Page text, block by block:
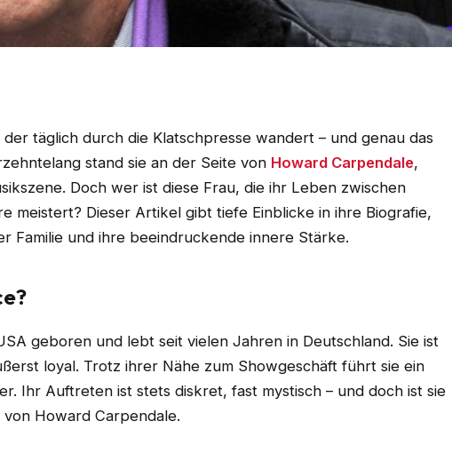
der täglich durch die Klatschpresse wandert – und genau das
stand sie an der Seite von Howard Carpendale,
Doch wer ist diese Frau, die ihr Leben zwischen
meistert? Dieser Artikel gibt tiefe Einblicke in ihre Biografie,
Familie und ihre beeindruckende innere Stärke.
geboren und lebt seit vielen Jahren in Deutschland. Sie ist
loyal. Trotz ihrer Nähe zum Showgeschäft führt sie ein
Ihr Auftreten ist stets diskret, fast mystisch – und doch ist sie
Howard Carpendale.